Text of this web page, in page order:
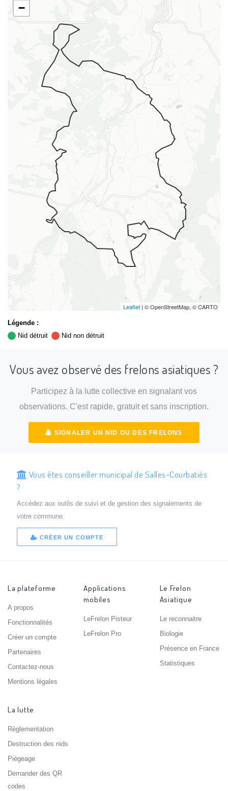
−
Leaflet | © OpenStreetMap, © CARTO
Légende :
Nid détruit
Nid non détruit
Vous avez observé des frelons asiatiques ?
Participez à la lutte collective en signalant vos
observations. C'est rapide, gratuit et sans inscription.
SIGNALER UN NID OU DES FRELONS
Vous êtes conseiller municipal de Salles-Courbatiès
?
Accédez aux outils de suivi et de gestion des signalements de
votre commune.
CRÉER UN COMPTE
La plateforme
A propos
Fonctionnalités
Créer un compte
Partenaires
Contactez-nous
Mentions légales
Applications
mobiles
LeFrelon Pisteur
LeFrelon Pro
Le Frelon
Asiatique
Le reconnaitre
Biologie
Présence en France
Statistiques
La lutte
Réglementation
Destruction des nids
Piégeage
Demander des QR
codes